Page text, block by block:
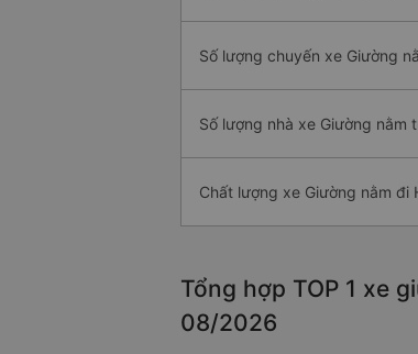
Số lượng chuyến xe Giường
Số lượng nhà xe Giường nằm
Chất lượng xe Giường nằm đi
Tổng hợp TOP 1 xe
08/2026